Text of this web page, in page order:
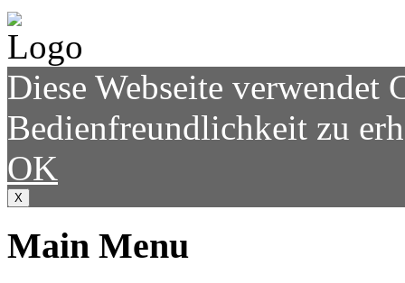
Diese Webseite verwendet
Bedienfreundlichkeit zu
OK
X
Main Menu